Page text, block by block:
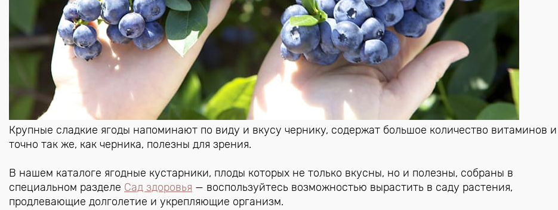
Крупные сладкие ягоды напоминают по виду и вкусу чернику, содержат большое количество витаминов и
точно так же, как черника, полезны для зрения.
В нашем каталоге ягодные кустарники, плоды которых не только вкусны, но и полезны, собраны в
специальном разделе Сад здоровья — воспользуйтесь возможностью вырастить в саду растения,
продлевающие долголетие и укрепляющие организм.